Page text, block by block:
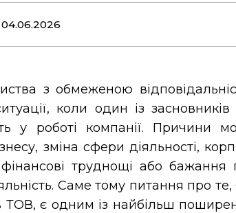
04.06.2026
з обмеженою
коли один із
у роботі компанії. Причини
зміна сфери діяльності,
фінансові труднощі або бажання
Саме тому питання про те,
ТОВ, є одним із найбільш